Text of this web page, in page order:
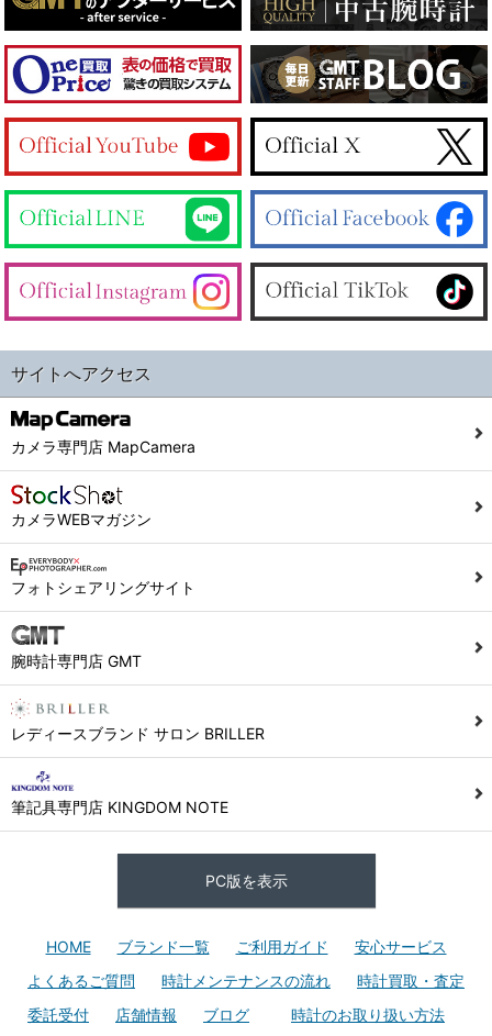
サイトへアクセス
カメラ専門店 MapCamera
カメラWEBマガジン
フォトシェアリングサイト
腕時計専門店 GMT
レディースブランド サロン BRILLER
筆記具専門店 KINGDOM NOTE
PC版を表示
HOME ブランド一覧 ご利用ガイド
安心サービス
よくあるご質問
時計メンテナンスの流れ
時計買取・査定
委託受付
店舗情報 ブログ 時計のお取り扱い方法